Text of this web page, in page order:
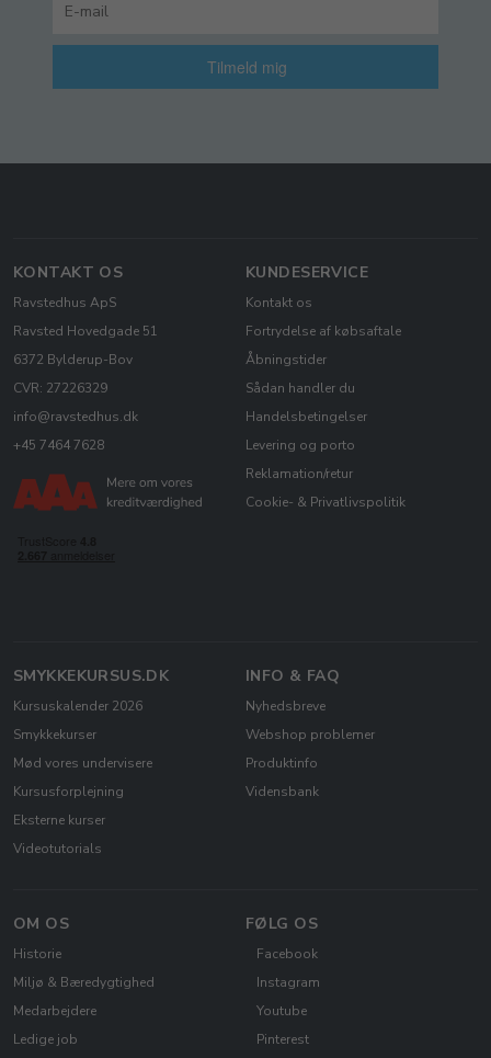
Tilmeld mig
KONTAKT OS
Ravstedhus ApS
Ravsted Hovedgade 51
6372 Bylderup-Bov
CVR: 27226329
info@ravstedhus.dk
+45 7464 7628
KUNDESERVICE
Kontakt os
Fortrydelse af købsaftale
Åbningstider
Sådan handler du
Handelsbetingelser
Levering og porto
Reklamation/retur
Cookie- & Privatlivspolitik
SMYKKEKURSUS.DK
Kursuskalender 2026
Smykkekurser
Mød vores undervisere
Kursusforplejning
Eksterne kurser
Videotutorials
INFO & FAQ
Nyhedsbreve
Webshop problemer
Produktinfo
Vidensbank
OM OS
Historie
Miljø & Bæredygtighed
Medarbejdere
Ledige job
FØLG OS
Facebook
Instagram
Youtube
Pinterest